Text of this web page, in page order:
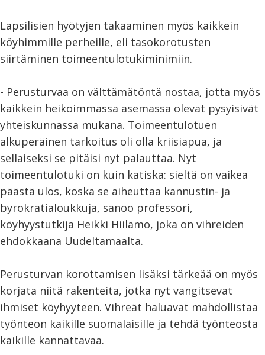
Lapsilisien hyötyjen takaaminen myös kaikkein
köyhimmille perheille, eli tasokorotusten
siirtäminen toimeentulotukiminimiin.
- Perusturvaa on välttämätöntä nostaa, jotta myös
kaikkein heikoimmassa asemassa olevat pysyisivät
yhteiskunnassa mukana. Toimeentulotuen
alkuperäinen tarkoitus oli olla kriisiapua, ja
sellaiseksi se pitäisi nyt palauttaa. Nyt
toimeentulotuki on kuin katiska: sieltä on vaikea
päästä ulos, koska se aiheuttaa kannustin- ja
byrokratialoukkuja, sanoo professori,
köyhyystutkija Heikki Hiilamo, joka on vihreiden
ehdokkaana Uudeltamaalta.
Perusturvan korottamisen lisäksi tärkeää on myös
korjata niitä rakenteita, jotka nyt vangitsevat
ihmiset köyhyyteen. Vihreät haluavat mahdollistaa
työnteon kaikille suomalaisille ja tehdä työnteosta
kaikille kannattavaa.